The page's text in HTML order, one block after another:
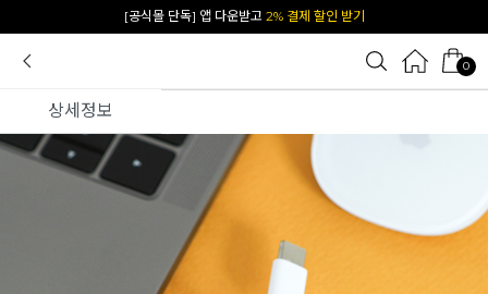
카카오 플친 추가하면1천원 즉시 할인 쿠폰
0
상세정보